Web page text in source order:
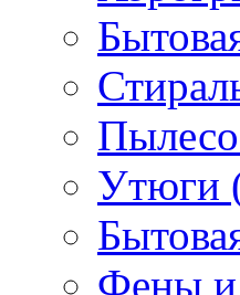
Утюги
Фены и